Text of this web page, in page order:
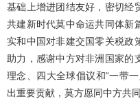
基础上增进团结友好，密切经
共建新时代莫中命运共同体新
实和中国对非建交国零关税政
助力，感谢中方对非洲国家的
理念、四大全球倡议和“一带
出重要贡献，莫方愿同中方共